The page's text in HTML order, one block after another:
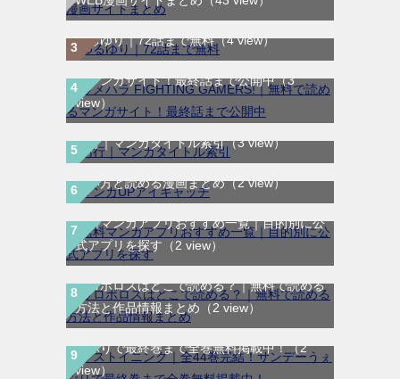
ゆるゆり｜72話まで無料（4 view）
ウメハラ FIGHTING GAMERS!｜無料で読め
るマンガサイト！最終話まで公開中（3
view）
あ行｜マンガタイトル索引（3 view）
マンガUP!は無料で読める？作品チケットの
使い方と読める漫画まとめ（2 view）
無料マンガアプリおすすめ一覧｜目的別に公
式アプリを探す （2 view）
ウロボロスはどこで読める？｜無料で読める
方法と作品情報まとめ （2 view）
ラストイニング｜全44巻完結！サンデーう
ぇぶりで最終巻まで全巻無料掲載中！（2
view）